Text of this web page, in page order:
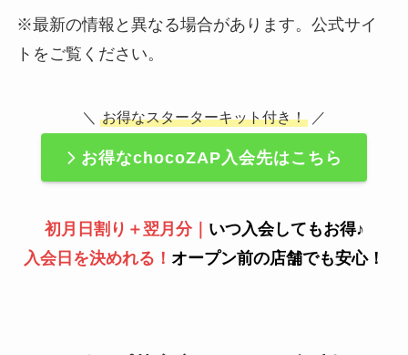
※最新の情報と異なる場合があります。公式サイ
トをご覧ください。
＼ お得なスターターキット付き！ ／
お得なchocoZAP入会先はこちら
初月日割り＋翌月分｜ いつ入会してもお得♪
入会日を決めれる！ オープン前の店舗でも安心！